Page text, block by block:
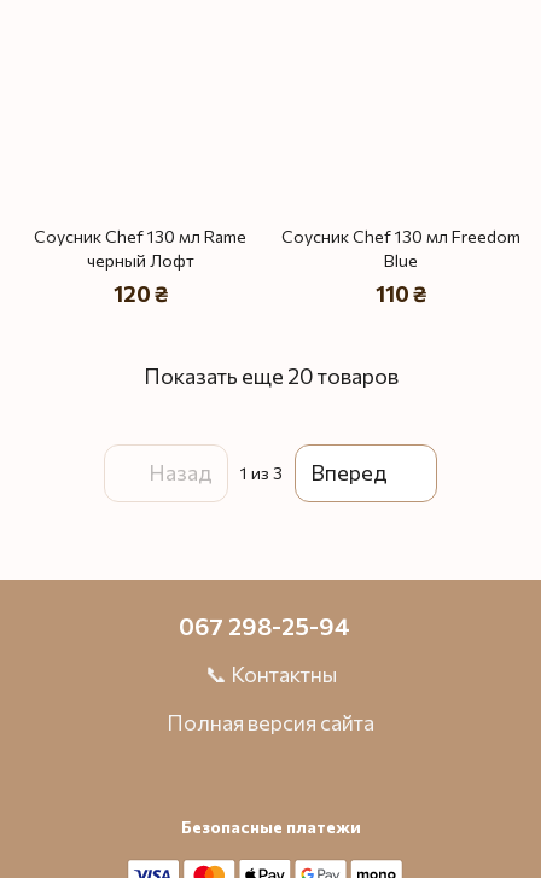
Соусник Chef 130 мл Rame
черный Лофт
120 ₴
Соусник Chef 130 мл Freedom
Blue
110 ₴
Показать еще 20 товаров
Назад 1 из 3 Вперед
067 298-25-94
📞 Контактны
Полная версия сайта
Безопасные платежи